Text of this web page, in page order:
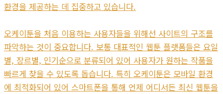
환경을 제공하는 데 집중하고 있습니다.
오케이툰을 처음 이용하는 사용자들을 위해선 사이트의 구조를
파악하는 것이 중요합니다. 보통 대표적인 웹툰 플랫폼들은 요일
별, 장르별, 인기순으로 분류되어 있어 사용자가 원하는 작품을
빠르게 찾을 수 있도록 돕습니다. 특히 오케이툰은 모바일 환경
에 최적화되어 있어 스마트폰을 통해 언제 어디서든 최신 웹툰을